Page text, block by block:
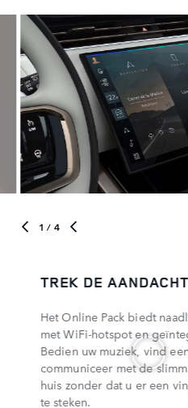
1 / 4
TREK DE AANDACHT
Het Online Pack biedt
met WiFi-hotspot en
Bedien uw muziek, vind
communiceer met de
huis zonder dat u er een
te steken.